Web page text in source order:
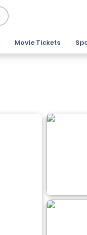
Movie Tickets